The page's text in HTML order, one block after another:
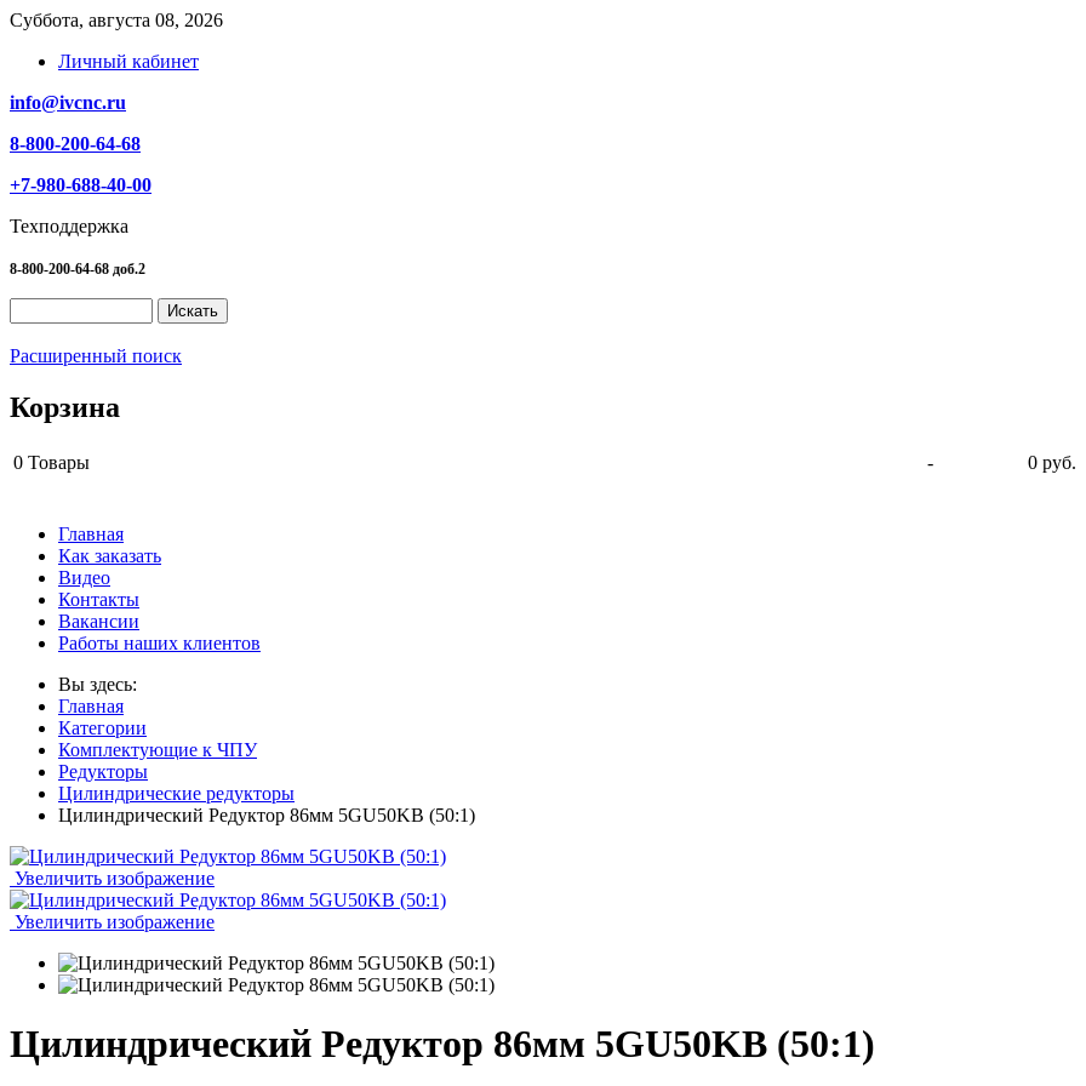
Суббота, августа 08, 2026
Личный кабинет
info@ivcnc.ru
8-800-200-64-68
+7-980-688-40-00
Техподдержка
8-800-200-64-68 доб.2
Расширенный поиск
Корзина
0 Товары -
0 руб.
Главная
Как заказать
Видео
Контакты
Вакансии
Работы наших клиентов
Вы здесь:
Главная
Категории
Комплектующие к ЧПУ
Редукторы
Цилиндрические редукторы
Цилиндрический Редуктор 86мм 5GU50KB (50:1)
Увеличить изображение
Увеличить изображение
Цилиндрический Редуктор 86мм 5GU50KB (50:1)